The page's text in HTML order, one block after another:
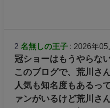
2 名無しの王子: 2026年05
冠ショーはもうやらな
このブログで、荒川さ
人気も知名度もあるっ
ァンがいるけど荒川さ